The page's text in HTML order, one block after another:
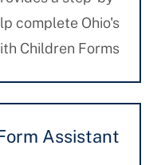
complete Ohio's
with Children Forms.
Form Assistant